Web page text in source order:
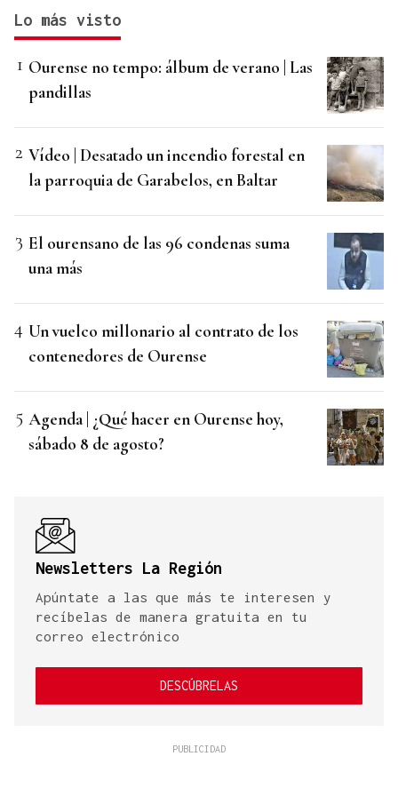
Lo más visto
Ourense no tempo: álbum de verano | Las
pandillas
Vídeo | Desatado un incendio forestal en
la parroquia de Garabelos, en Baltar
El ourensano de las 96 condenas suma
una más
Un vuelco millonario al contrato de los
contenedores de Ourense
Agenda | ¿Qué hacer en Ourense hoy,
sábado 8 de agosto?
Newsletters La Región
Apúntate a las que más te interesen y
recíbelas de manera gratuita en tu
correo electrónico
DESCÚBRELAS